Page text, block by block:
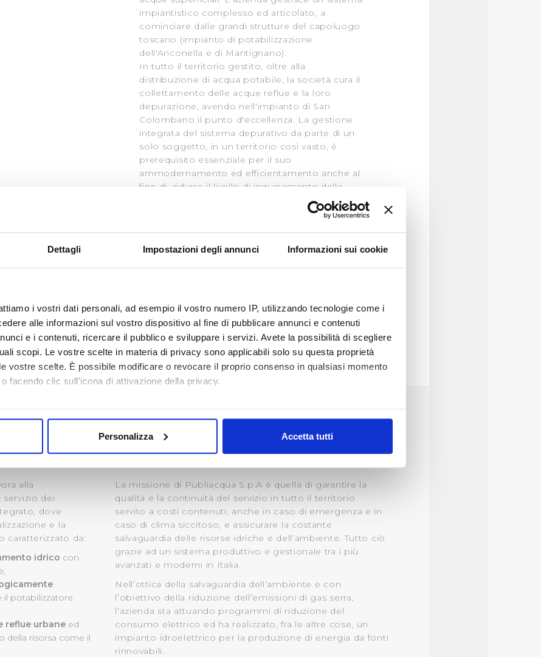
Dettagli Impostazioni degli annunci Informazioni sui cookie
i vostri dati personali, ad esempio il vostro numero IP, utilizzando tecnologie come i
alle informazioni sul vostro dispositivo al fine di pubblicare annunci e contenuti
e i contenuti, ricercare il pubblico e sviluppare i servizi. Avete la possibilità di scegliere
scopi. Le vostre scelte in materia di privacy sono applicabili solo su questa proprietà
vostre scelte. È possibile modificare o revocare il proprio consenso in qualsiasi momento
facendo clic sull'icona di attivazione della privacy.
scansionandolo attivamente alla ricerca di caratteristiche specifiche (impronte
in qualsiasi momento dalla Dichiarazione sui cookie.
per rendere fruibile il sito web abilitandone funzionalità di base quali la
alle aree protette. In linea con le preferenze manifestate dall’Utente e con i
i cookie possono essere inoltre utilizzati per analizzare il traffico sul nostro sito web,
annunci e per fornire funzionalità dei social media, condividendo informazioni sul
sito con i nostri partner. Tali soggetti, che si occupano di analisi dei dati web,
combinare le informazioni ricevute con altre informazioni che l’Utente ha fornito
utilizzo dei loro servizi.
accetta di memorizzare tutti i cookie sul dispositivo per le finalità sopra indicate.
Personalizza Accetta tutti
impiantistico complesso ed articolato, a
cominciare dalle grandi strutture del capoluogo
toscano (impianto di potabilizzazione
dell'Anconella e di Mantignano).
In tutto il territorio gestito, oltre alla
distribuzione di acqua potabile, la società cura il
collettamento delle acque reflue e la loro
depurazione, avendo nell'impianto di San
Colombano il punto d'eccellenza. La gestione
integrata del sistema depurativo da parte di un
solo soggetto, in un territorio così vasto, è
prerequisito essenziale per il suo
ammodernamento ed efficientamento anche al
fine di ridurre il livello di inquinamento delle
- Acqua di alta qualità Fontanelli;
alla
servizio dei
dove
e la
caratterizzato da:
idrico con
il potabilizzatore
reflue urbane ed
della risorsa come il
La missione di Publiacqua S.p.A è quella di garantire la
qualità e la continuità del servizio in tutto il territorio
servito a costi contenuti, anche in caso di emergenza e in
caso di clima siccitoso, e assicurare la costante
salvaguardia delle risorse idriche e dell’ambiente. Tutto ciò
grazie ad un sistema produttivo e gestionale tra i più
avanzati e moderni in Italia.
Nell’ottica della salvaguardia dell’ambiente e con
l’obiettivo della riduzione dell’emissioni di gas serra,
l’azienda sta attuando programmi di riduzione del
consumo elettrico ed ha realizzato, fra le altre cose, un
impianto idroelettrico per la produzione di energia da fonti
rinnovabili.